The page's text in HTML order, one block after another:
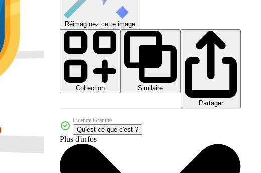
Réimaginez cette image
Collection
Similaire
Partager
Licence Gratuite
Qu'est-ce que c'est ?
Plus d'infos